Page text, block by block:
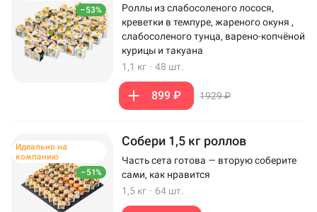
–53%
Роллы из слабосоленого лосося,
креветки в темпуре, жареного окуня ,
слабосоленого тунца, варено-копчёной
курицы и такуана
1,1 кг · 48 шт.
899 ₽ 1929 ₽
–51%
Идеально на
компанию
Собери 1,5 кг роллов
Часть сета готова — вторую соберите
сами, как нравится
1,5 кг · 64 шт.